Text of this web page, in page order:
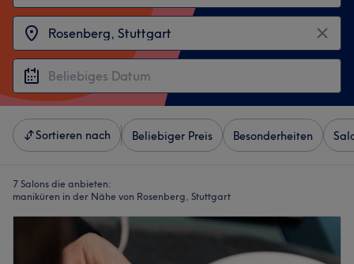
Sortieren nach Beliebiger Preis Besonderheiten
7 Salons die anbieten:
maniküren in der Nähe von Rosenberg, Stuttgart